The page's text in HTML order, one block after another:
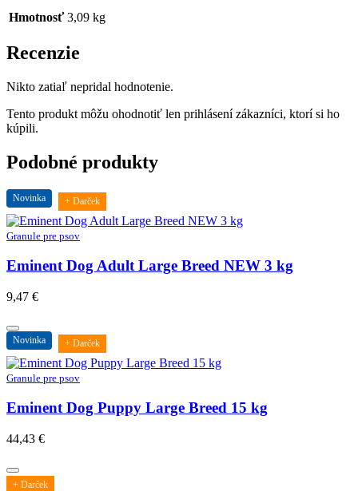
Hmotnosť 3,09 kg
Recenzie
Nikto zatiaľ nepridal hodnotenie.
Tento produkt môžu ohodnotiť len prihlásení zákazníci, ktorí si ho
kúpili.
Podobné produkty
Novinka + Darček
Granule pre psov
Eminent Dog Adult Large Breed NEW 3 kg
9,47 €
Novinka + Darček
Granule pre psov
Eminent Dog Puppy Large Breed 15 kg
44,43 €
+ Darček